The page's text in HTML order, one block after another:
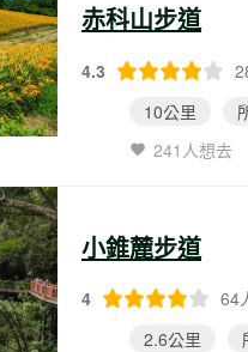
赤科山步道
4.3
10公里
241人想去
小錐麓步道
4 64
2.6公里